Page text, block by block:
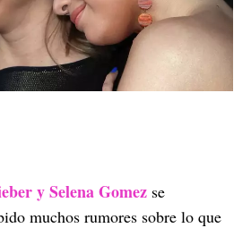
y Selena Gomez se
muchos rumores sobre lo que